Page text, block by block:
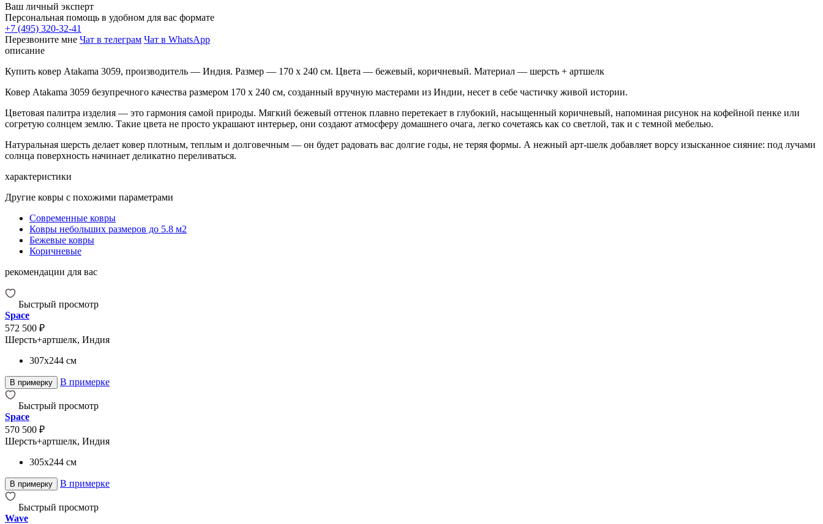
Ваш личный эксперт
Персональная помощь в удобном для вас формате
+7 (495) 320-32-41
Перезвоните мне Чат в телеграм Чат в WhatsApp
описание
Купить ковер Atakama 3059, производитель — Индия. Размер — 170 x 240 см. Цвета — бежевый, коричневый. Материал — шерсть + артшелк
Ковер Atakama 3059 безупречного качества размером 170 x 240 см, созданный вручную мастерами из Индии, несет в себе частичку живой истории.
Цветовая палитра изделия — это гармония самой природы. Мягкий бежевый оттенок плавно перетекает в глубокий, насыщенный коричневый, напоминая рисунок на кофейной пенке или
согретую солнцем землю. Такие цвета не просто украшают интерьер, они создают атмосферу домашнего очага, легко сочетаясь как со светлой, так и с темной мебелью.
Натуральная шерсть делает ковер плотным, теплым и долговечным — он будет радовать вас долгие годы, не теряя формы. А нежный арт-шелк добавляет ворсу изысканное сияние: под лучами
солнца поверхность начинает деликатно переливаться.
характеристики
Другие ковры с похожими параметрами
Современные ковры
Ковры небольших размеров до 5.8 м2
Бежевые ковры
Коричневые
рекомендации для вас
Быстрый просмотр
Space
572 500 ₽
Шерсть+артшелк, Индия
307x244 см
В примерку В примерке
Быстрый просмотр
Space
570 500 ₽
Шерсть+артшелк, Индия
305x244 см
В примерку В примерке
Быстрый просмотр
Wave